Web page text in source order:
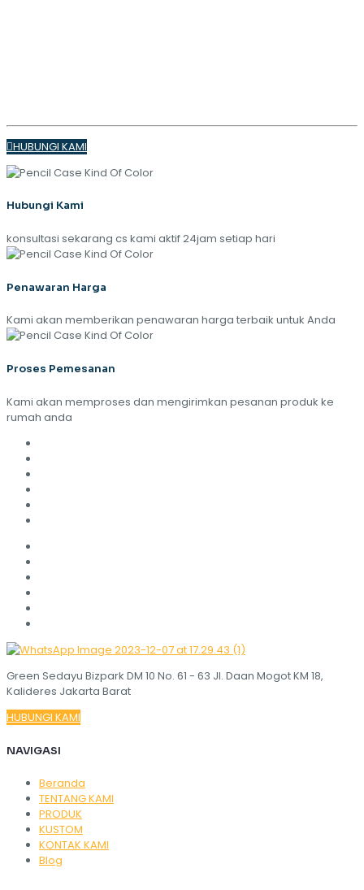
HUBUNGI KAMI
Hubungi Kami
konsultasi sekarang cs kami aktif 24jam setiap hari
Penawaran Harga
Kami akan memberikan penawaran harga terbaik untuk Anda
Proses Pemesanan
Kami akan memproses dan mengirimkan pesanan produk ke
rumah anda
Green Sedayu Bizpark DM 10 No. 61 - 63 Jl. Daan Mogot KM 18,
Kalideres Jakarta Barat
HUBUNGI KAMI
NAVIGASI
Beranda
TENTANG KAMI
PRODUK
KUSTOM
KONTAK KAMI
Blog